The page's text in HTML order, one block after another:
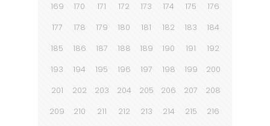
169
170 171 172 173 174 175
176
177
178 179 180 181 182 183
184
185
186 187 188 189 190 191
192
193
194 195 196 197 198 199
200
201
202 203 204 205 206 207
208
209
210 211 212 213 214 215
216